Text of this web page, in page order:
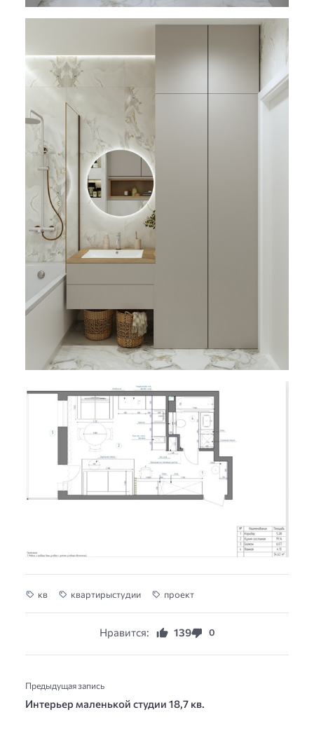
кв квартирыстудии проект
Нравится: 139 0
Предыдущая запись
Интерьер маленькой студии 18,7 кв.